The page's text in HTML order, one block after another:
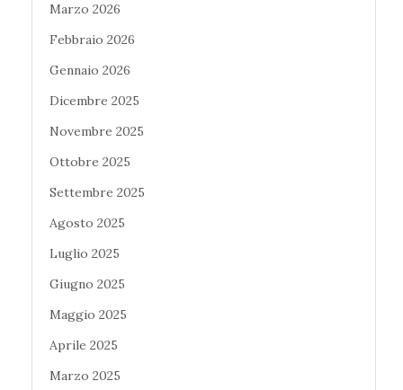
Marzo 2026
Febbraio 2026
Gennaio 2026
Dicembre 2025
Novembre 2025
Ottobre 2025
Settembre 2025
Agosto 2025
Luglio 2025
Giugno 2025
Maggio 2025
Aprile 2025
Marzo 2025